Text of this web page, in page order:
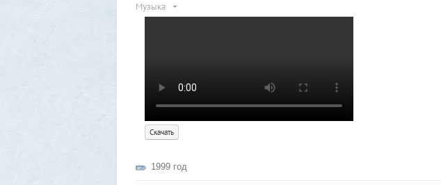
Музыка
Скачать
1999 год